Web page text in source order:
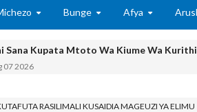
Bunge Afya
Sana Kupata Mtoto Wa Kiume Wa
07 2026
RASILIMALI KUSAIDIA MAGEUZI YA ELIMU